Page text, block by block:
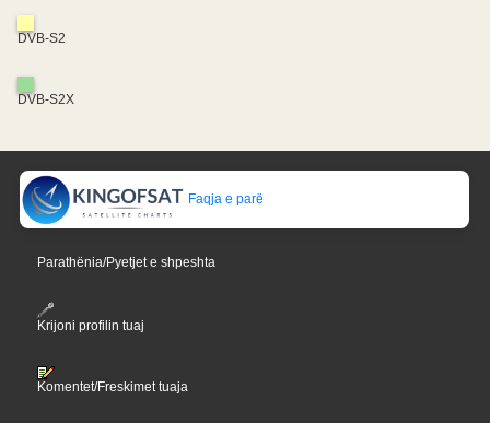
DVB-S2
DVB-S2X
Faqja e parë
Parathënia/Pyetjet e shpeshta
Krijoni profilin tuaj
Komentet/Freskimet tuaja